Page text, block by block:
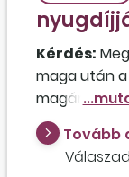
Kérdés:
maga után
biztosítási
nem áll?
Tovább